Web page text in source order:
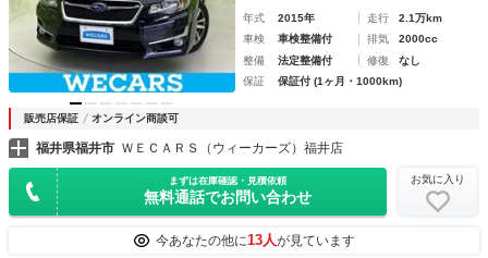
年式 2015年 走行
2.1万km
車検
車検整備付 排気
2000cc
整備
法定整備付 修復
なし
保証
保証付 (1ヶ月・1000km)
販売店保証 オンライン商談可
福井県福井市 ＷＥＣＡＲＳ（ウィーカーズ）福井店
まずは在庫確認・見積依頼
無料通話でお問い合わせ
お気に入り
今あなたの他に13人が見ています